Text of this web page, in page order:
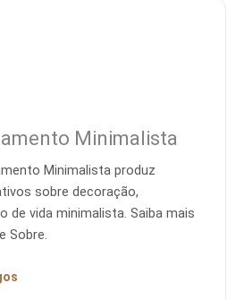
Minimalista
Minimalista produz
sobre decoração,
de vida minimalista. Saiba mais
Sobre.